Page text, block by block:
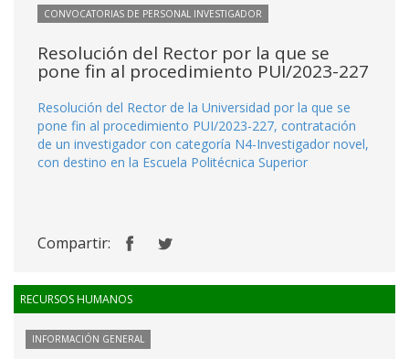
CONVOCATORIAS DE PERSONAL INVESTIGADOR
Resolución del Rector por la que se
pone fin al procedimiento PUI/2023-227
Resolución del Rector de la Universidad por la que se
pone fin al procedimiento PUI/2023-227, contratación
de un investigador con categoría N4-Investigador novel,
con destino en la Escuela Politécnica Superior
Compartir:
RECURSOS HUMANOS
INFORMACIÓN GENERAL